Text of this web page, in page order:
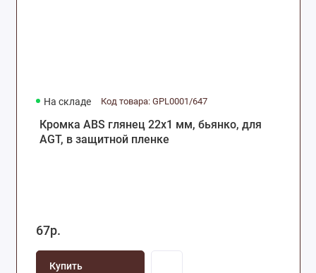
На складе Код товара: GPL0001/647
Кромка ABS глянец 22х1 мм, бьянко, для
AGT, в защитной пленке
67р.
Купить